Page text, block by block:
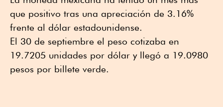
que positivo tras una apreciación de 3.16%
frente al dólar estadounidense.
El 30 de septiembre el peso cotizaba en
19.7205 unidades por dólar y llegó a 19.0980
pesos por billete verde.